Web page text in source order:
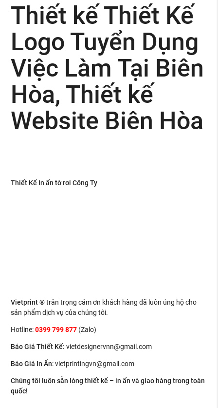
Thiết kế Thiết Kế
Logo Tuyển Dụng
Việc Làm Tại Biên
Hòa, Thiết kế
Website Biên Hòa
Thiết Kế In ấn tờ rơi Công Ty
Vietprint ®trân trọng cám ơn khách hàng đã luôn ủng hộ cho
sản phẩm dịch vụ của chúng tôi.
Hotline:0399 799 877 (Zalo)
Báo Giá Thiết Kế: vietdesignervnn@gmail.com
Báo Giá In Ấn: vietprintingvn@gmail.com
Chúng tôi luôn sẵn lòng thiết kế – in ấn và giao hàng trong toàn
quốc!